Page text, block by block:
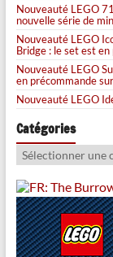
Nouveauté LEGO
nouvelle série de
Nouveauté LEGO
Bridge : le set est
Nouveauté LEGO
en précommande
Nouveauté LEGO
Catégories
Catégories